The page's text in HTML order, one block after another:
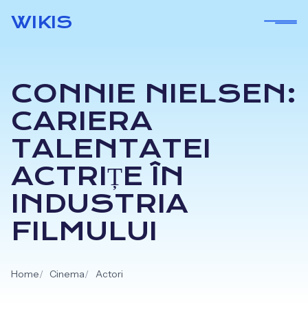
WIKIS
CONNIE NIELSEN:
CARIERA
TALENTATEI
ACTRIȚE ÎN
INDUSTRIA
FILMULUI
Home Cinema Actori